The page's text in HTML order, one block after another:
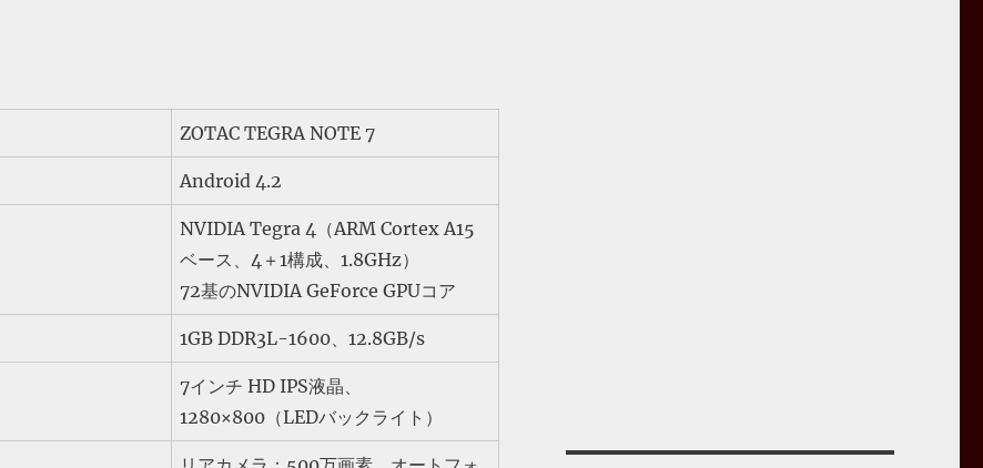
ZOTAC TEGRA NOTE 7
Android 4.2
NVIDIA Tegra 4（ARM Cortex A15
ベース、4＋1構成、1.8GHz）
72基のNVIDIA GeForce GPUコア
1GB DDR3L-1600、12.8GB/s
7インチ HD IPS液晶、
1280×800（LEDバックライト）